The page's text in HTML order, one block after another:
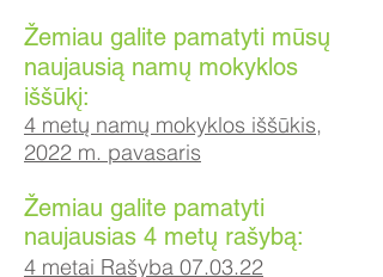
Žemiau galite pamatyti mūsų
naujausią namų mokyklos
iššūkį:
4 metų namų mokyklos iššūkis,
2022 m. pavasaris
Žemiau galite pamatyti
naujausias 4 metų rašybą:
4 metai Rašyba 07.03.22